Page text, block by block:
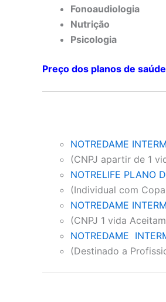
Fonoaudiologia
Nutrição
Psicologia
Preço dos planos de
NOTREDAME
(CNPJ apartir de 1
NOTRELIFE PLANO
(Individual com
NOTREDAME
(CNPJ 1 vida
NOTREDAME
(Destinado a